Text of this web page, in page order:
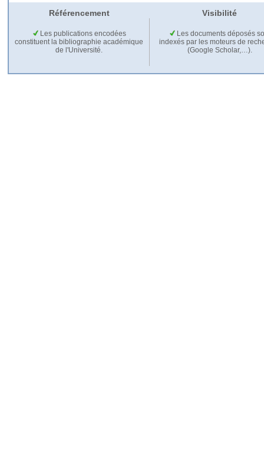
Référencement Visibilité
Les publications encodées
constituent la bibliographie académique
de l'Université.
Les documents déposés
indexés par les moteurs de
(Google Scholar,…).